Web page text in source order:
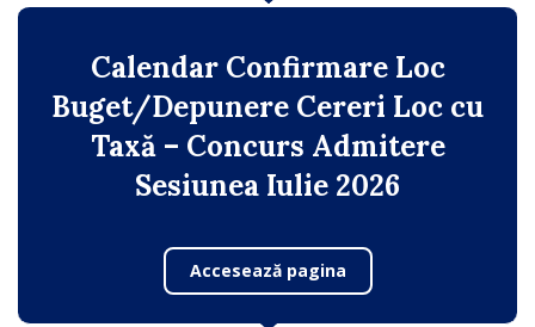
Calendar Confirmare Loc
Buget/Depunere Cereri Loc cu
Taxă – Concurs Admitere
Sesiunea Iulie 2026
Accesează pagina